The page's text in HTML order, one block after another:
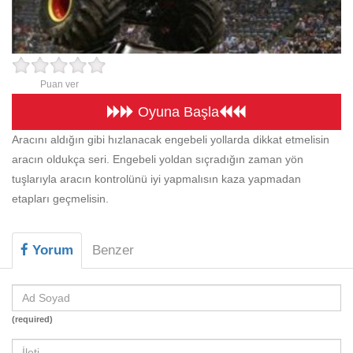
Beceri
Komik
Macera
Savaş
Spor
Puan ver
Oyuna Başla
Aracını aldığın gibi hızlanacak engebeli yollarda dikkat etmelisin
aracın oldukça seri. Engebeli yoldan sıçradığın zaman yön
tuşlarıyla aracın kontrolünü iyi yapmalısın kaza yapmadan
etapları geçmelisin.
Yorum Benzer
(required)